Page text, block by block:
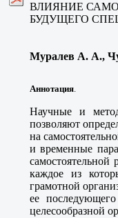
ВЛИЯНИЕ
БУДУЩЕГО
Муралев А. А.,
Аннотация.
Научные и
позволяют
на
и временные
самостоятельной
каждое из
грамотной
ее
целесообразной